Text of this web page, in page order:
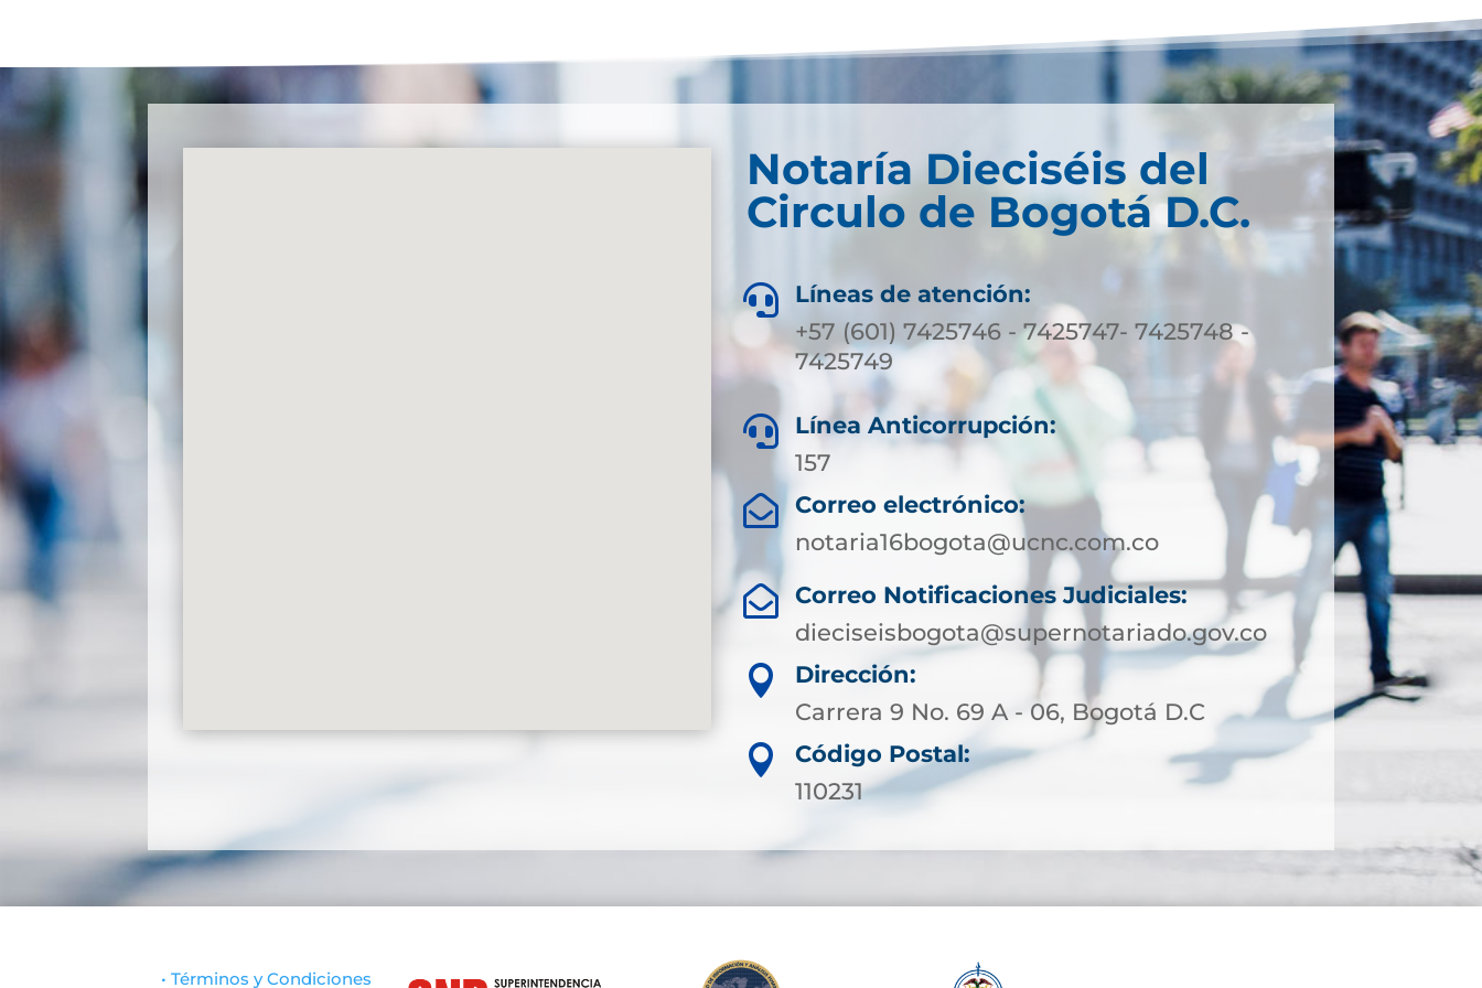
Notaría Dieciséis del
Circulo de Bogotá D.C.

Líneas de atención:
+57 (601) 7425746 - 7425747- 7425748 -
7425749

Línea Anticorrupción:
157

Correo electrónico:
notaria16bogota@ucnc.com.co
 Correo Notificaciones Judiciales:
dieciseisbogota@supernotariado.gov.co

Dirección:
Carrera 9 No. 69 A - 06, Bogotá D.C

Código Postal:
110231
• Términos y Condiciones